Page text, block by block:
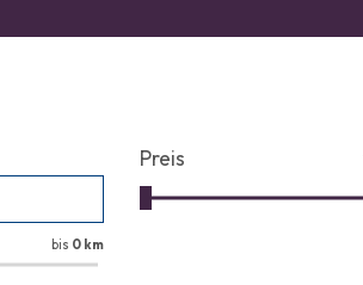
bis 0 km
Preis